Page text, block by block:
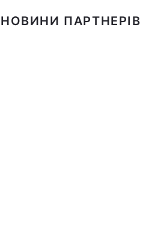
НОВИНИ ПАРТНЕРІВ